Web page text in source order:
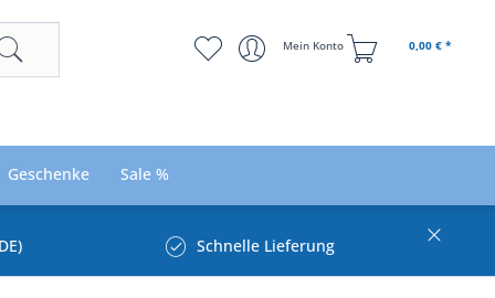
Mein Konto 0,00 € *
Geschenke Sale %
Schnelle Lieferung